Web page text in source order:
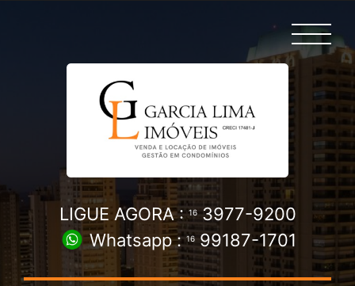
LIGUE AGORA :163977-9200
Whatsapp :1699187-1701